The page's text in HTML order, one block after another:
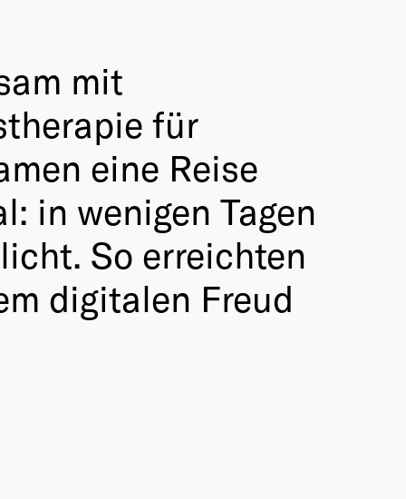
mit
für
eine Reise
in wenigen Tagen
So erreichten
digitalen Freud